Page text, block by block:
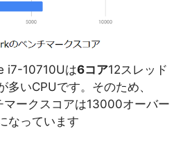
i7-10710Uは6コア12スレッド
多いCPUです。そのため、
ークスコアは13000オーバー
なっています